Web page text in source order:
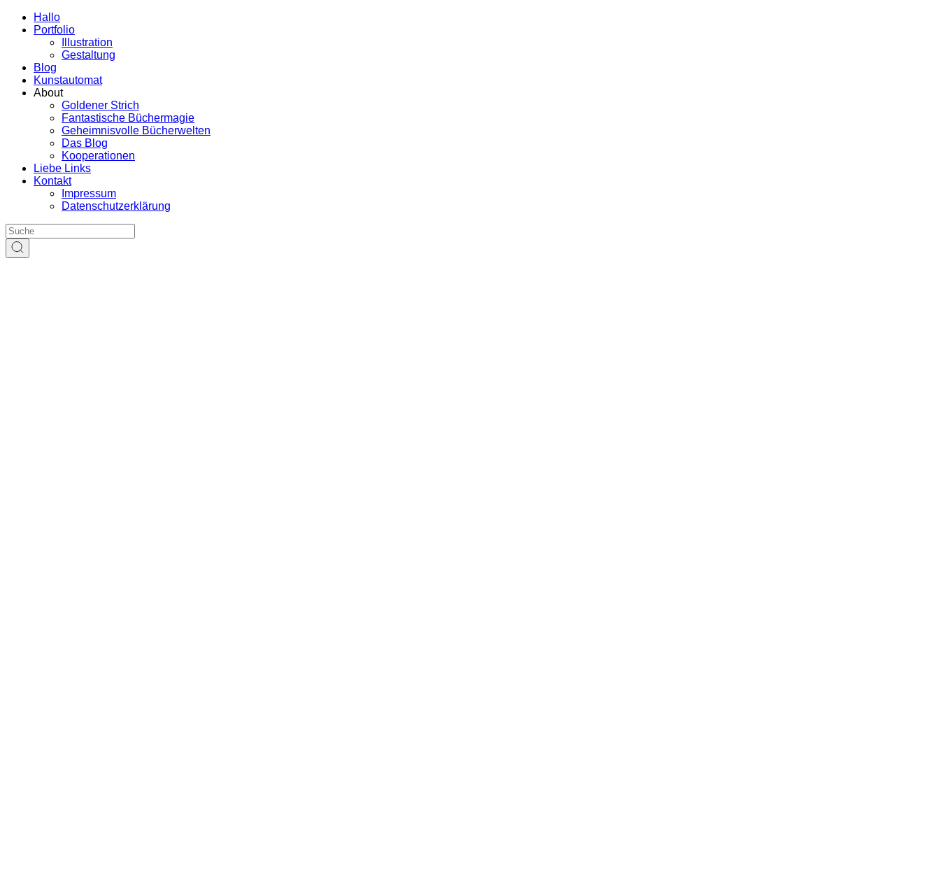
Hallo
Portfolio
Illustration
Gestaltung
Blog
Kunstautomat
About
Goldener Strich
Fantastische Büchermagie
Geheimnisvolle Bücherwelten
Das Blog
Kooperationen
Liebe Links
Kontakt
Impressum
Datenschutzerklärung